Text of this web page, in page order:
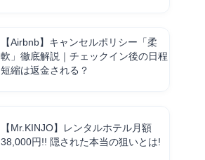
【Airbnb】キャンセルポリシー「柔
軟」徹底解説｜チェックイン後の日程
短縮は返金される？
【Mr.KINJO】レンタルホテル月額
38,000円!! 隠された本当の狙いとは!